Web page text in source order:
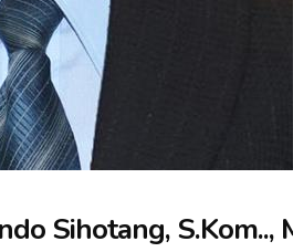
Sihotang, S.Kom..,